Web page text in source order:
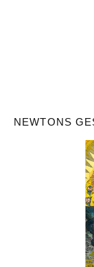
NEWTONS